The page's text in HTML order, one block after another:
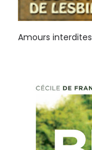
Amours interdites